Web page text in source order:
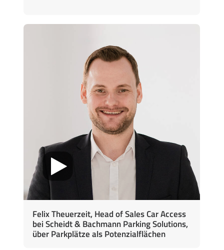
Felix Theuerzeit, Head of Sales Car Access
bei Scheidt & Bachmann Parking Solutions,
über Parkplätze als Potenzialflächen